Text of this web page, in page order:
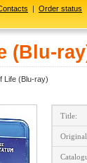
| Order status
(Blu-
Life (Blu-ray)
Title: